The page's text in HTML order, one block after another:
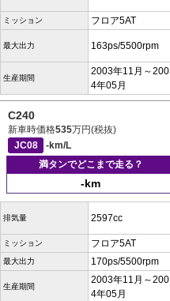
ミッション フロア5AT
最大出力 163ps/5500rpm
生産期間
2003年11月～200
4年05月
C240
新車時価格535万円(税抜)
JC08
-km/L
満タンでどこまで走る？
-km
排気量 2597cc
ミッション フロア5AT
最大出力 170ps/5500rpm
生産期間
2003年11月～200
4年05月